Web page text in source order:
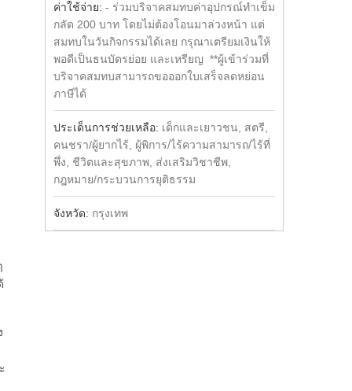
ค่าใช้จ่าย: - ร่วมบริจาคสมทบค่าอุปกรณ์ทำเข็ม
กลัด 200 บาท โดยไม่ต้องโอนมาล่วงหน้า แต่
สมทบในวันกิจกรรมได้เลย กรุณาเตรียมเงินให้
พอดีเป็นธนบัตรย่อย และเหรียญ **ผู้เข้าร่วมที่
บริจาคสมทบสามารถขอออกใบเสร็จลดหย่อน
ภาษีได้
ประเด็นการช่วยเหลือ: เด็กและเยาวชน, สตรี,
คนชรา/ผู้ยากไร้, ผู้พิการ/ไร้ความสามารถ/ไร้ที่
พึ่ง, ชีวิตและสุขภาพ, ส่งเสริมวิชาชีพ,
กฎหมาย/กระบวนการยุติธรรม
จังหวัด: กรุงเทพ